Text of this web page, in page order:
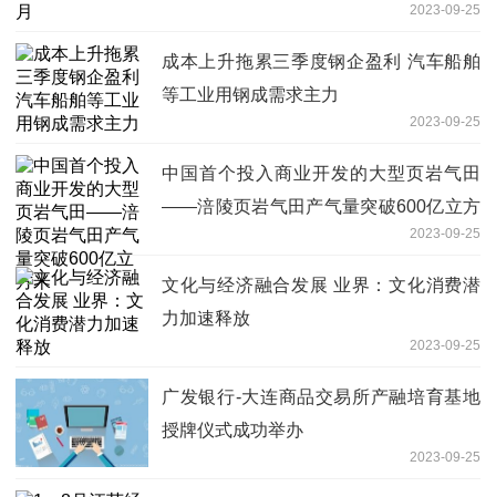
2023-09-25
成本上升拖累三季度钢企盈利 汽车船舶
等工业用钢成需求主力
2023-09-25
中国首个投入商业开发的大型页岩气田
——涪陵页岩气田产气量突破600亿立方
2023-09-25
文化与经济融合发展 业界：文化消费潜
力加速释放
2023-09-25
广发银行-大连商品交易所产融培育基地
授牌仪式成功举办
2023-09-25